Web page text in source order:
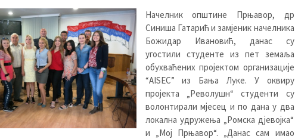
Начелник општине Прњавор, др
Синиша Гатарић и замјеник начелника
Божидар Ивановић, данас су
угостили студенте из пет земаља
обухваћених пројектом организације
“AISEC” из Бања Луке. У оквиру
пројекта „Револушн“ студенти су
волонтирали мјесец и по дана у два
локална удружења „Ромска дјевојка“
и „Мој Прњавор“. „Данас сам имао